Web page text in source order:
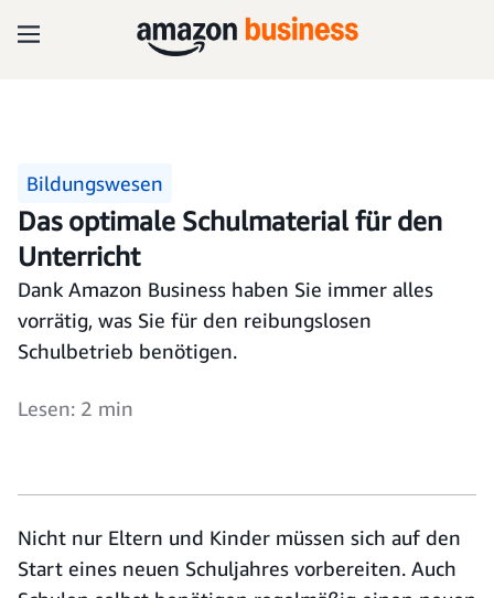
Bildungswesen
Das optimale Schulmaterial für den
Unterricht
Dank Amazon Business haben Sie immer alles
vorrätig, was Sie für den reibungslosen
Schulbetrieb benötigen.
Lesen: 2 min
Nicht nur Eltern und Kinder müssen sich auf den
Start eines neuen Schuljahres vorbereiten. Auch